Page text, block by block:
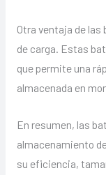
Otra ventaja de
de carga. Estas
que permite una
almacenada en
En resumen, las
almacenamiento
su eficiencia,